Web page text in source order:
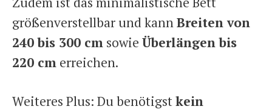
größenverstellbar und kannBreiten von
240 bis 300 cm sowie Überlängen bis
220 cm erreichen.
Weiteres Plus: Du benötigstkein